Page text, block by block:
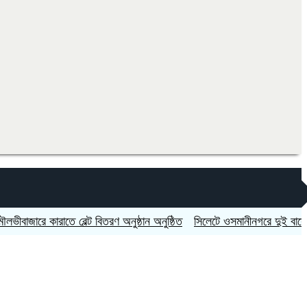
কারাতে বেল্ট বিতরণ অনুষ্ঠান অনুষ্ঠিত সিলেটে ওসমানীনগরে দুই বাসের